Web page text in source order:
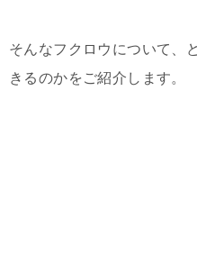
そんなフクロウについて、
きるのかをご紹介します。